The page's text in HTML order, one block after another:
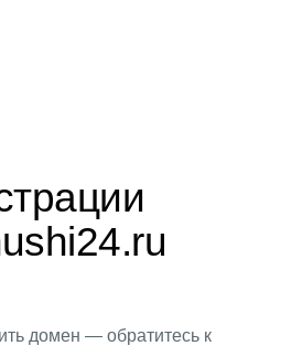
домен — обратитесь к